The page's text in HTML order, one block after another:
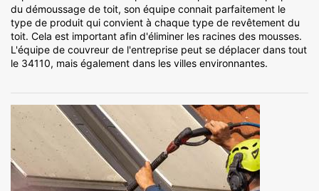
du démoussage de toit, son équipe connait parfaitement le
type de produit qui convient à chaque type de revêtement du
toit. Cela est important afin d'éliminer les racines des mousses.
L'équipe de couvreur de l'entreprise peut se déplacer dans tout
le 34110, mais également dans les villes environnantes.